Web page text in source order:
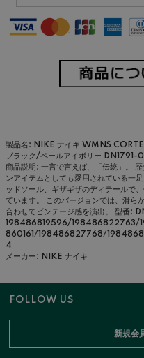
製品名: NIKE ナイキ WMNS
ブラック/ペールアイボリー DN1791-
商品説明: 一言で言えば、「伝統」。
ンアイテムとしても愛用されている一
ッドソール、ギザギザのディテールで
ています。 このバージョンでは、滑ら
合わせてビンテージ感を演出。
型番:
198486819596/
860161/198486827768/
4
メーカー: NIKE ナイキ
FOLLOW US
新規会